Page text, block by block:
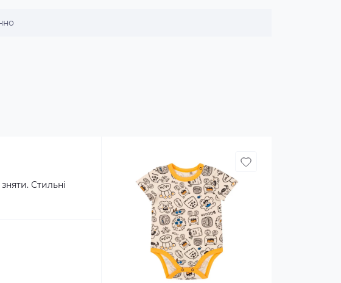
Стильні